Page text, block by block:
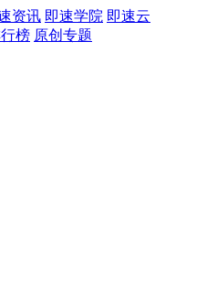
资讯 即速学院 即速云
榜 原创专题